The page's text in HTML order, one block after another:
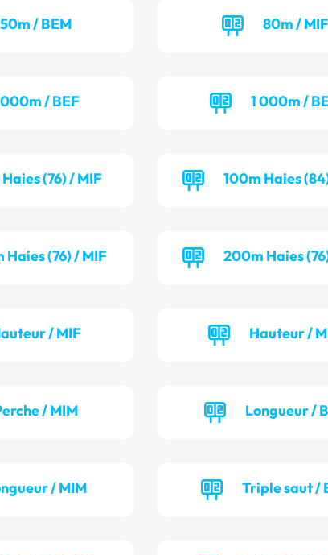
50m / BEM 80m / MIF
000m / BEF 1 000m /
(76) / MIF 100m Haies
Haies (76) / MIF 200m Haies
/ MIF Hauteur /
/ MIM Longueur /
/ MIM Triple saut /